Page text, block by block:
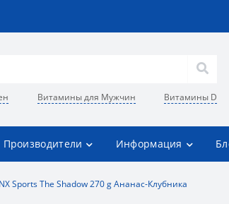
Витамины для Мужчин Витамины D
Производители Информация
Sports The Shadow 270 g Ананас-Клубника